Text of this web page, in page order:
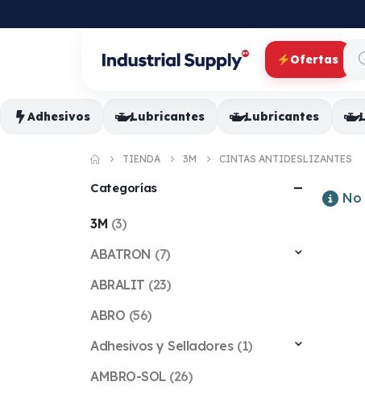
Ofertas
Adhesivos Lubricantes Lubricantes
TIENDA 3M CINTAS ANTIDESLIZANTES
Categorías
3M (3)
ABATRON (7)
ABRALIT (23)
ABRO (56)
Adhesivos y Selladores (1)
AMBRO-SOL (26)